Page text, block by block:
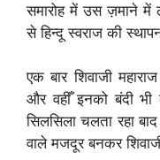
समारोह में उस ज़माने
से हिन्दू स्वराज की
एक बार शिवाजी
और वहीँ इनको बंदी भी
सिलसिला चलता रहा
वाले मजदूर बनकर